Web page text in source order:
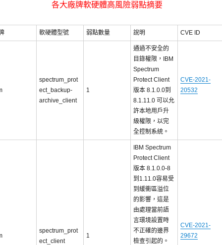
各大廠牌軟硬體高風險弱點摘要
軟硬體型號 弱點數量 說明 CVE ID
spectrum_prot
ect_backup-
archive_client
1
通過不安全的
目錄權限，IBM
Spectrum
Protect Client
版本 8.1.0.0到
8.1.11.0 可以允
許本地用戶升
級權限，以完
全控制系統。
CVE-2021-
20532
spectrum_prot
ect_client
1
IBM Spectrum
Protect Client
版本 8.1.0.0-8
到1.11.0容易受
到緩衝區溢位
的影響，這是
由處理當前語
言環境設置時
不正確的邊界
檢查引起的。
CVE-2021-
29672